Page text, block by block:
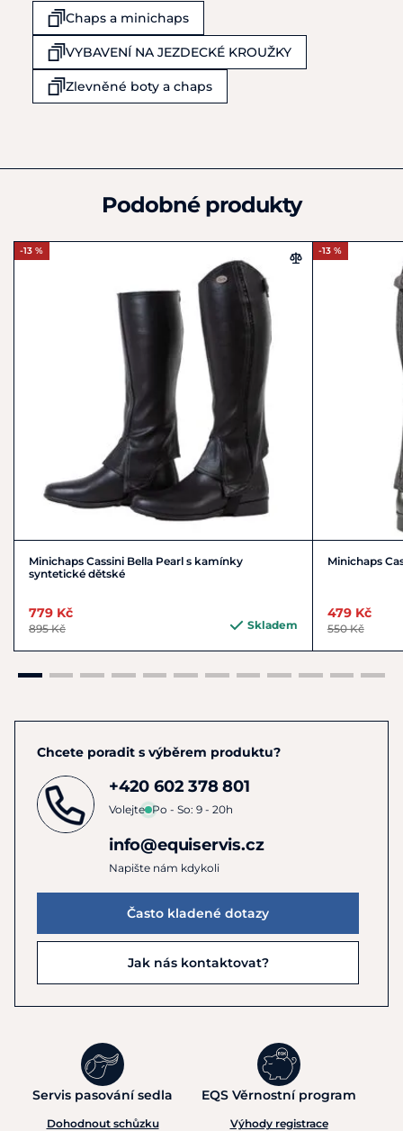
Obchodní 977
Rudná u Prahy
Česká republika
+420 602 378 801
info@equiservis.cz
Chaps a minichaps
VYBAVENÍ NA JEZDECKÉ KROUŽKY
Zlevněné boty a chaps
Podobné produkty
-13 %
Minichaps Cassini Bella Pearl s kamínky
syntetické dětské
779 Kč
895 Kč Skladem
-13 %
Minichaps
479 Kč
550 Kč
Chcete poradit s výběrem produktu?
+420 602 378 801
Volejte Po - So: 9 - 20h
info@equiservis.cz
Napište nám kdykoli
Často kladené dotazy
Jak nás kontaktovat?
Servis pasování sedla
Dohodnout schůzku
EQS Věrnostní program
Výhody registrace